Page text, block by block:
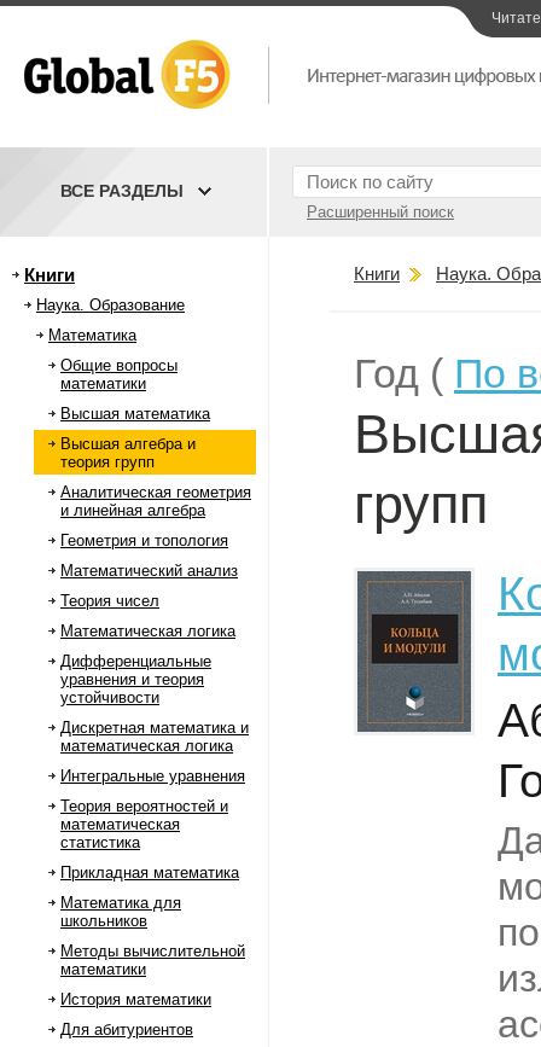
Расширенный поиск
ВСЕ РАЗДЕЛЫ
Книги
Наука. Образование
Математика
Общие вопросы
математики
Высшая математика
Высшая алгебра и
теория групп
Аналитическая геометрия
и линейная алгебра
Геометрия и топология
Математический анализ
Теория чисел
Математическая логика
Дифференциальные
уравнения и теория
устойчивости
Дискретная математика и
математическая логика
Интегральные уравнения
Теория вероятностей и
математическая
статистика
Прикладная математика
Математика для
школьников
Методы вычислительной
математики
История математики
Для абитуриентов
Книги Наука.
Год ( По
групп